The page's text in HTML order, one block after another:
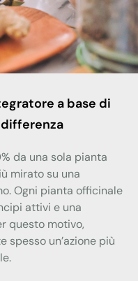
a base di
da una sola pianta
mirato su una
Ogni pianta officinale
attivi e una
questo motivo,
spesso un’azione più